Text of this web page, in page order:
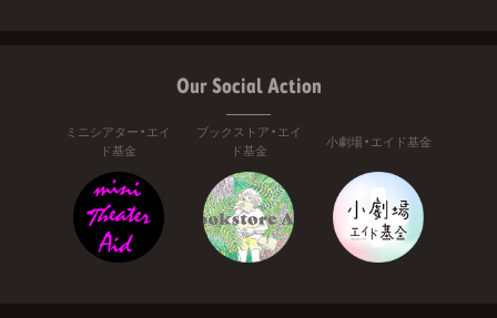
Our Social Action
ミニシアター・エイ
ド基金
ブックストア・エイ
ド基金
小劇場・エイド基金